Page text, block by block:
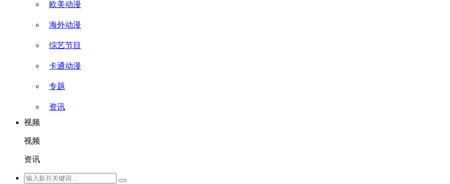
欧美动漫
海外动漫
综艺节目
卡通动漫
专题
资讯
视频
视频
资讯